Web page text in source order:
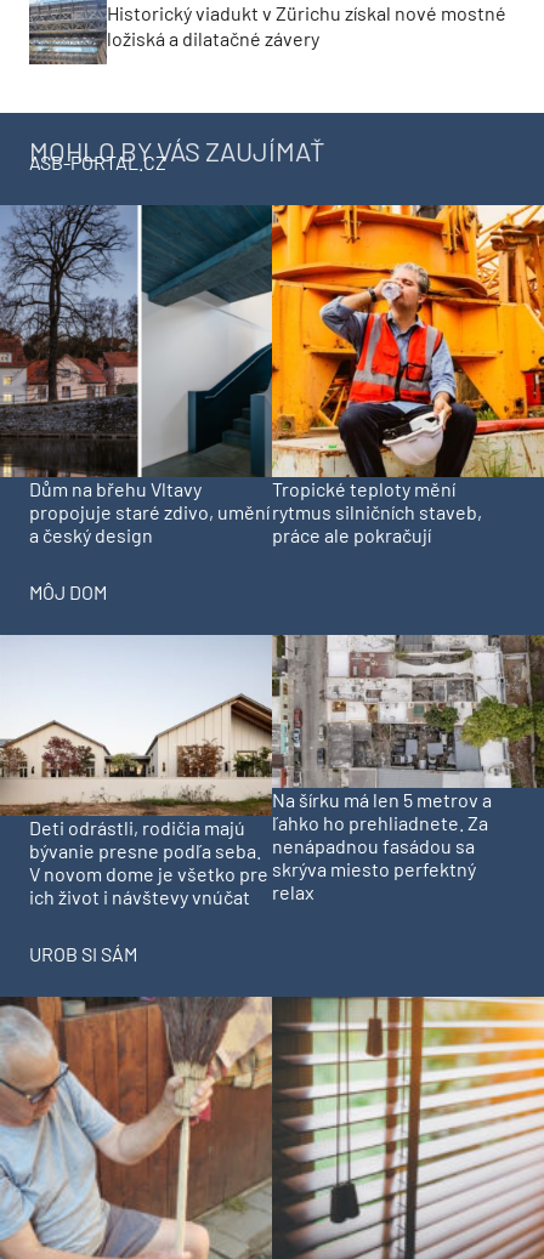
Historický viadukt v Zürichu získal nové mostné
ložiská a dilatačné závery
MOHLO BY VÁS ZAUJÍMAŤ
ASB-PORTAL.CZ
Dům na břehu Vltavy
propojuje staré zdivo, umění
a český design
Tropické teploty mění
rytmus silničních staveb,
práce ale pokračují
MÔJ DOM
Deti odrástli, rodičia majú
bývanie presne podľa seba.
V novom dome je všetko pre
ich život i návštevy vnúčat
Na šírku má len 5 metrov a
ľahko ho prehliadnete. Za
nenápadnou fasádou sa
skrýva miesto perfektný
relax
UROB SI SÁM